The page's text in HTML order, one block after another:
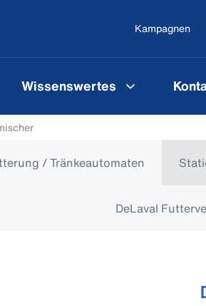
Kampagnen
Wissenswertes
/ Tränkeautomaten
DeLaval